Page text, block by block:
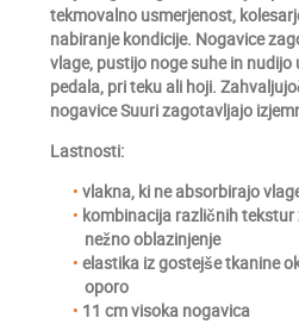
tekmovalno usmerjenost,
nabiranje kondicije. Nogavice
vlage, pustijo noge suhe in
pedala, pri teku ali hoji.
nogavice Suuri zagotavljajo
Lastnosti:
vlakna, ki ne absorbirajo
kombinacija različnih
nežno oblazinjenje
elastika iz gostejše tkanine
oporo
11 cm visoka nogavica